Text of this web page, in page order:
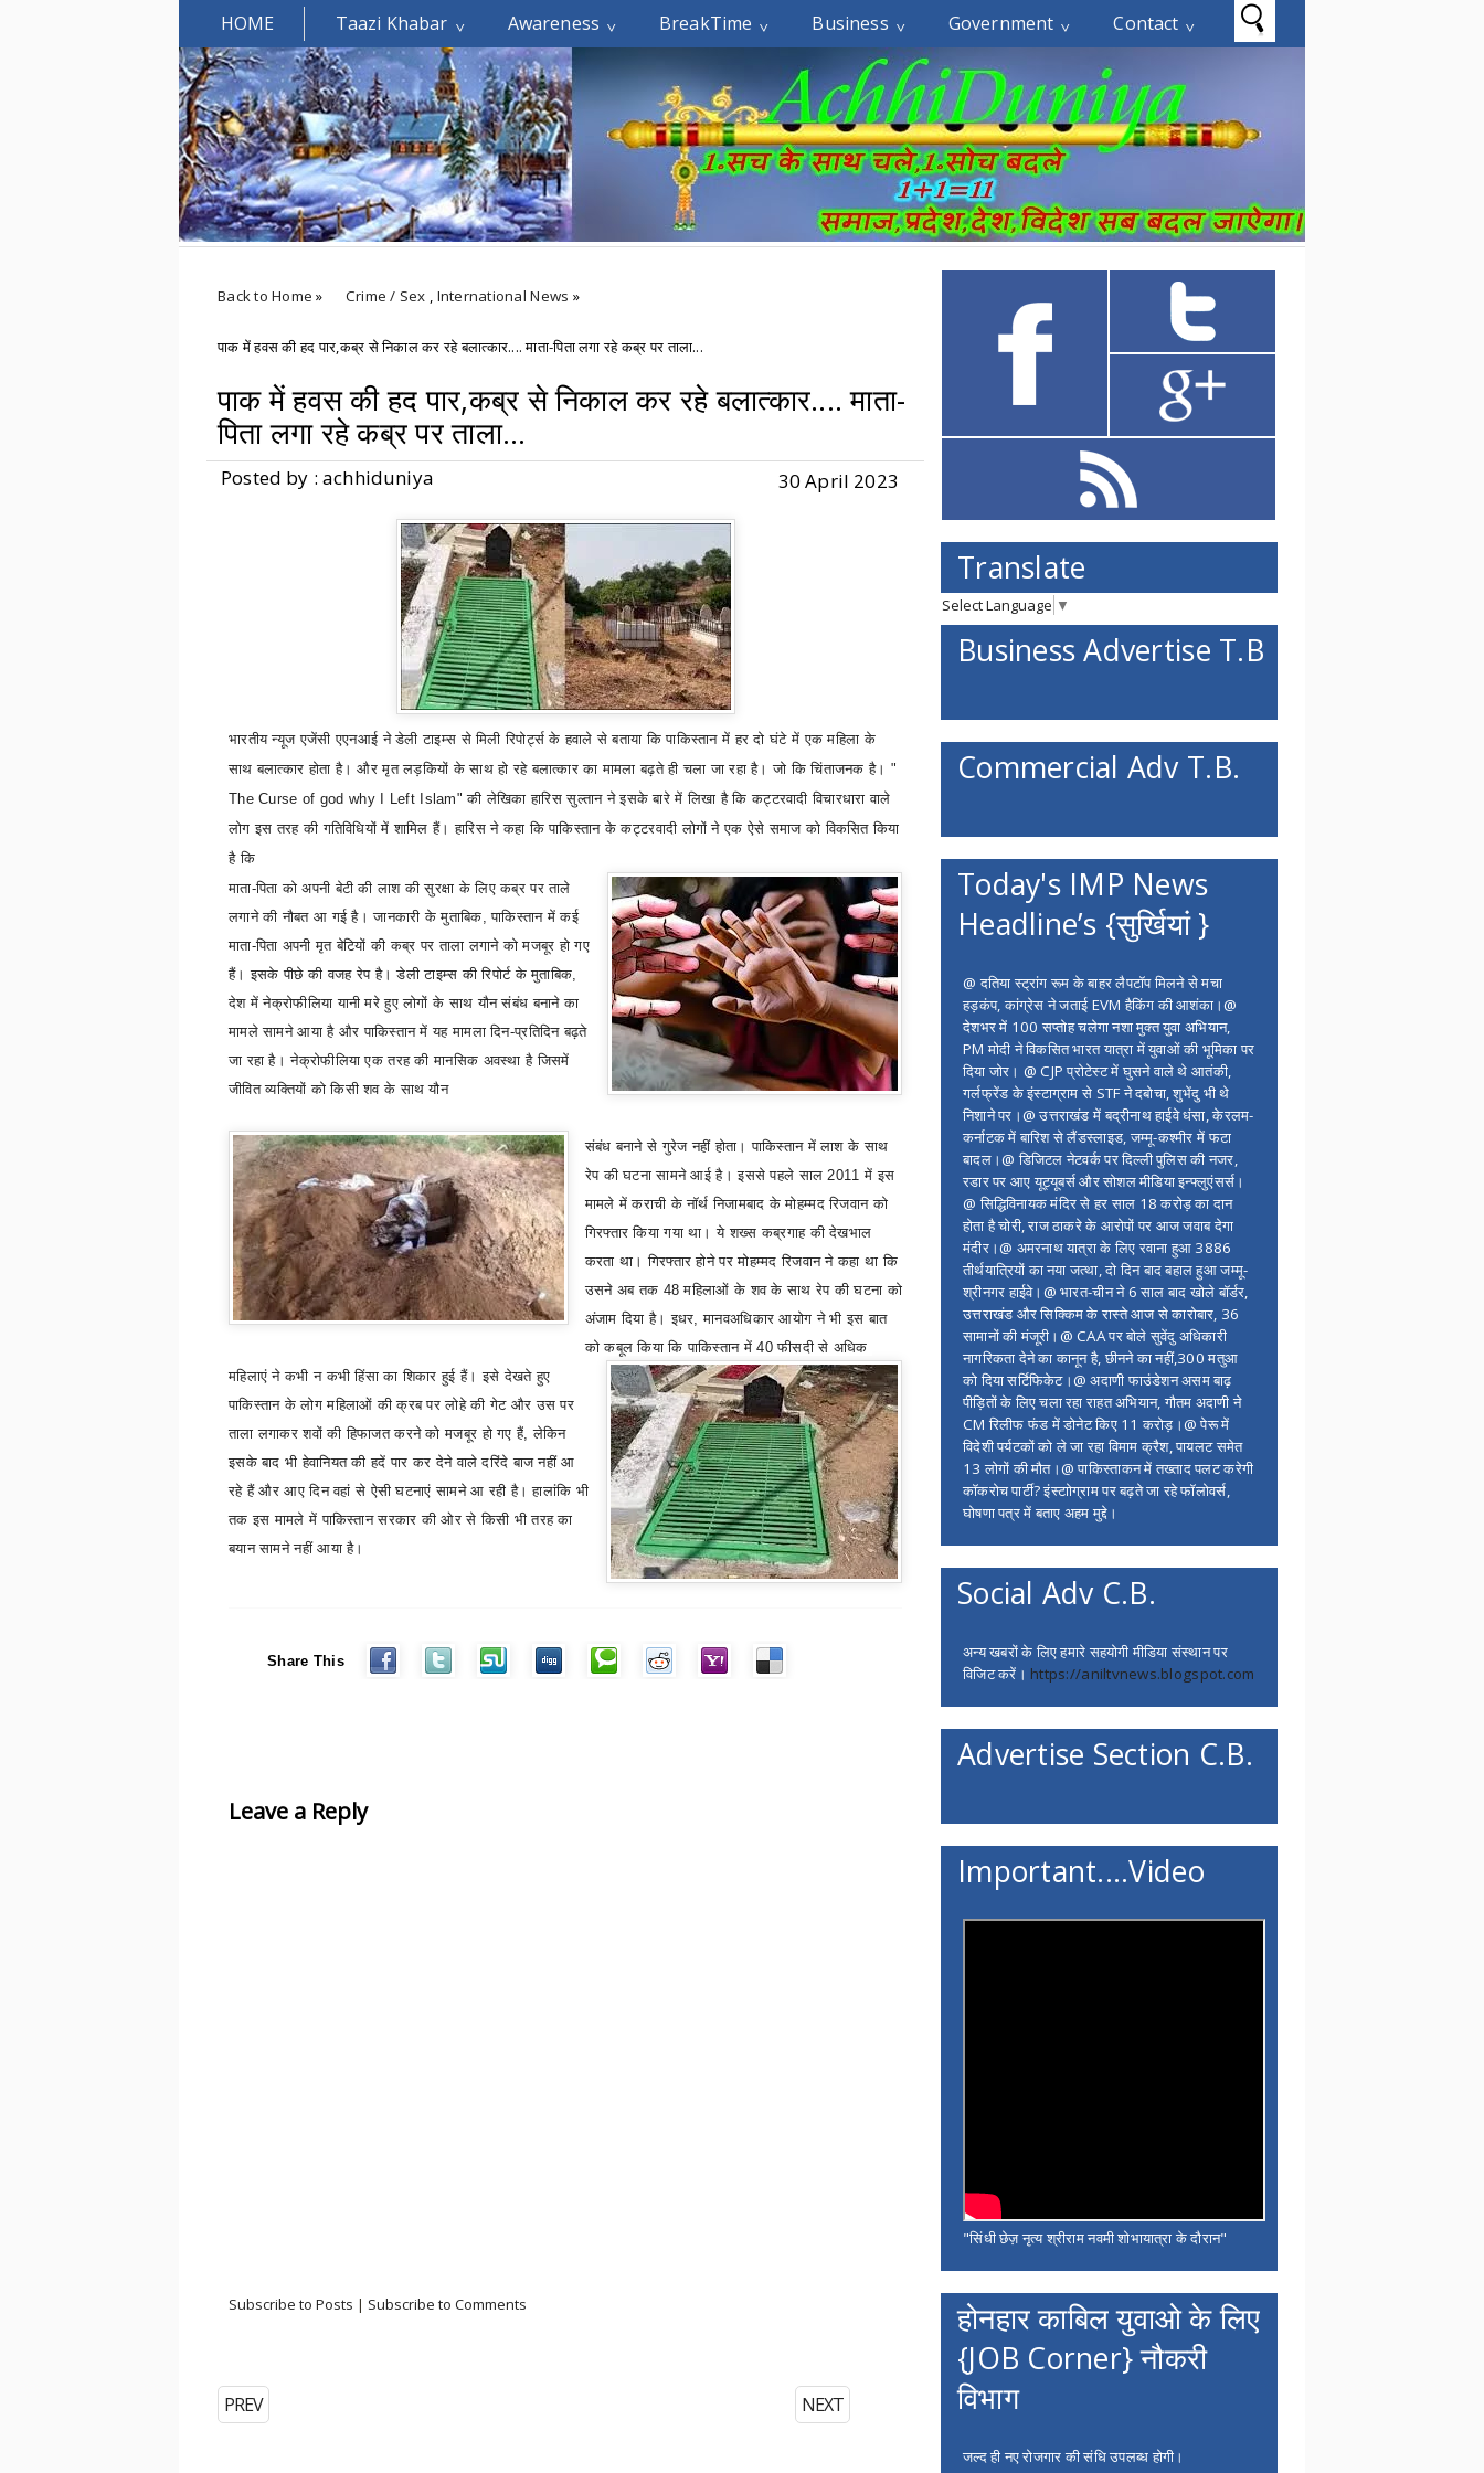
HOME Taazi Khabar Awareness BreakTime Business Government Contact
Welcomes You.....
Back to Home » Crime / Sex , International News »
पाक में हवस की हद पार,कब्र से निकाल कर रहे बलात्कार.... माता-पिता लगा रहे कब्र पर ताला...
पाक में हवस की हद पार,कब्र से निकाल कर रहे बलात्कार.... माता-
पिता लगा रहे कब्र पर ताला...
Posted by : achhiduniya 30 April 2023
भारतीय न्यूज एजेंसी एएनआई ने डेली टाइम्स से मिली रिपोर्ट्स के हवाले से बताया कि पाकिस्तान में हर दो घंटे में एक महिला के
साथ बलात्कार होता है। और मृत लड़कियों के साथ हो रहे बलात्कार का मामला बढ़ते ही चला जा रहा है। जो कि चिंताजनक है। "
The Curse of god why I Left Islam"की लेखिका हारिस सुल्तान ने इसके बारे में लिखा है कि कट्टरवादी विचारधारा वाले
लोग इस तरह की गतिविधियों में शामिल हैं। हारिस ने कहा कि पाकिस्तान के कट्टरवादी लोगों ने एक ऐसे समाज को विकसित किया
है कि
माता-पिता को अपनी बेटी की लाश की सुरक्षा के लिए कब्र पर ताले
लगाने की नौबत आ गई है। जानकारी के मुताबिक,पाकिस्तान में कई
माता-पिता अपनी मृत बेटियों की कब्र पर ताला लगाने को मजबूर हो गए
हैं। इसके पीछे की वजह रेप है। डेली टाइम्स की रिपोर्ट के मुताबिक,
देश में नेक्रोफीलिया यानी मरे हुए लोगों के साथ यौन संबंध बनाने का
मामले सामने आया है और पाकिस्तान में यह मामला दिन-प्रतिदिन बढ़ते
जा रहा है। नेक्रोफीलिया एक तरह की मानसिक अवस्था है जिसमें
जीवित व्यक्तियों को किसी शव के साथ यौन
संबंधबनाने से गुरेज नहीं होता। पाकिस्तान में लाश के साथ
रेप की घटना सामने आई है। इससे पहले साल 2011 में इस
मामले में कराची के नॉर्थ निजामबाद के मोहम्मद रिजवान को
गिरफ्तार किया गया था। ये शख्स कब्रगाह की देखभाल
करता था। गिरफ्तार होने पर मोहम्मद रिजवान ने कहा था कि
उसने अब तक 48 महिलाओं के शव के साथ रेप की घटना को
अंजाम दिया है। इधर,मानवअधिकार आयोग ने भी इस बात
को कबूल किया कि पाकिस्तान में 40 फीसदी से अधिक
महिलाएं ने कभी न कभी हिंसा का शिकार हुई हैं। इसे देखते हुए
पाकिस्तान के लोग महिलाओं की क्रब पर लोहे की गेट और उस पर
ताला लगाकर शवों की हिफाजत करने को मजबूर हो गए हैं,लेकिन
इसके बाद भी हेवानियत की हदें पार कर देने वाले दरिंदे बाज नहीं आ
रहे हैं और आए दिन वहां से ऐसी घटनाएं सामने आ रही है। हालांकि भी
तक इस मामले में पाकिस्तान सरकार की ओर से किसी भी तरह का
बयान सामने नहीं आया है।
Share This
Leave a Reply
Subscribe to Posts | Subscribe to Comments
NEXT
PREV
Translate
Select Language ▼
Business Advertise T.B
Commercial Adv T.B.
Today's IMP News
Headline’s {सुर्खियां }
@ दतिया स्ट्रांग रूम के बाहर लैपटॉप मिलने से मचा
हड़कंप, कांग्रेस ने जताई EVM हैकिंग की आशंका।@
देशभर में 100 सप्ताेह चलेगा नशा मुक्त युवा अभियान,
PM मोदी ने विकसित भारत यात्रा में युवाओं की भूमिका पर
दिया जोर। @ CJP प्रोटेस्ट में घुसने वाले थे आतंकी,
गर्लफ्रेंड के इंस्टाग्राम से STF ने दबोचा, शुभेंदु भी थे
निशाने पर।@ उत्तराखंड में बद्रीनाथ हाईवे धंसा, केरलम-
कर्नाटक में बारिश से लैंडस्लाइड, जम्मू-कश्मीर में फटा
बादल।@ डिजिटल नेटवर्क पर दिल्ली पुलिस की नजर,
रडार पर आए यूट्यूबर्स और सोशल मीडिया इन्फ्लुएंसर्स।
@ सिद्धिविनायक मंदिर से हर साल 18 करोड़ का दान
होता है चोरी, राज ठाकरे के आरोपों पर आज जवाब देगा
मंदीर।@ अमरनाथ यात्रा के लिए रवाना हुआ 3886
तीर्थयात्रियों का नया जत्था, दो दिन बाद बहाल हुआ जम्मू-
श्रीनगर हाईवे।@ भारत-चीन ने 6 साल बाद खोले बॉर्डर,
उत्तराखंड और सिक्किम के रास्ते आज से कारोबार, 36
सामानों की मंजूरी।@ CAA पर बोले सुवेंदु अधिकारी
नागरिकता देने का कानून है, छीनने का नहीं,300 मतुआ
को दिया सर्टिफिकेट।@ अदाणी फाउंडेशन असम बाढ़
पीड़ितों के लिए चला रहा राहत अभियान, गौतम अदाणी ने
CM रिलीफ फंड में डोनेट किए 11 करोड़।@ पेरू में
विदेशी पर्यटकों को ले जा रहा विमाम क्रैश, पायलट समेत
13 लोगों की मौत।@ पाकिस्ताकन में तख्ताद पलट करेगी
कॉकरोच पार्टी? इंस्टाोग्राम पर बढ़ते जा रहे फॉलोवर्स,
घोषणा पत्र में बताए अहम मुद्दे।
Social Adv C.B.
अन्य खबरों के लिए हमारे सहयोगी मीडिया संस्थान पर
विजिट करें। https://aniltvnews.blogspot.com
Advertise Section C.B.
Important....Video
"सिंधी छेज़ नृत्य श्रीराम नवमी शोभायात्रा के दौरान"
होनहार काबिल युवाओ के लिए
{JOB Corner} नौकरी
विभाग
जल्द ही नए रोजगार की संधि उपलब्ध होगी।